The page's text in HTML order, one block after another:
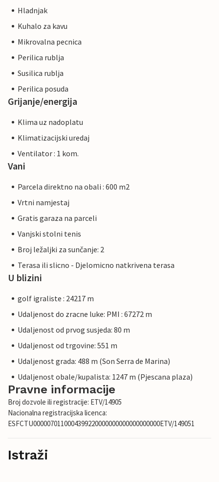
Hladnjak
Kuhalo za kavu
Mikrovalna pecnica
Perilica rublja
Susilica rublja
Perilica posuda
Grijanje/energija
Klima uz nadoplatu
Klimatizacijski uredaj
Ventilator : 1 kom.
Vani
Parcela direktno na obali : 600 m2
Vrtni namjestaj
Gratis garaza na parceli
Vanjski stolni tenis
Broj ležaljki za sunčanje: 2
Terasa ili slicno - Djelomicno natkrivena terasa
U blizini
golf igraliste : 24217 m
Udaljenost do zracne luke: PMI : 67272 m
Udaljenost od prvog susjeda: 80 m
Udaljenost od trgovine: 551 m
Udaljenost grada: 488 m (Son Serra de Marina)
Udaljenost obale/kupalista: 1247 m (Pjescana plaza)
Pravne informacije
Broj dozvole ili registracije: ETV/14905
Nacionalna registracijska licenca:
ESFCTU0000070110004399220000000000000000000ETV/149051
Istraži